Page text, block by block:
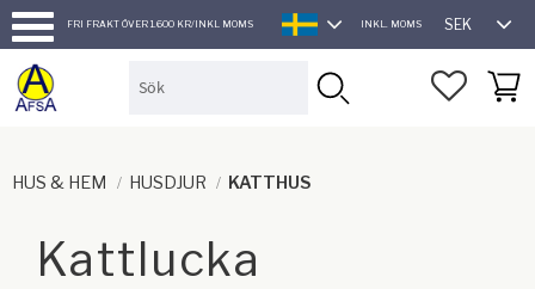
Meny
FRI FRAKT ÖVER 1.600 KR/INKL MOMS
SVENSKA
INKL. MOMS SEK
HUS & HEM HUSDJUR KATTHUS
Kattlucka